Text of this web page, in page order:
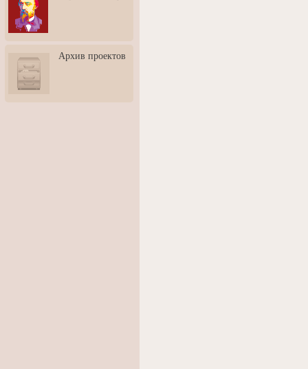
3: Обусловленности
человека и их влияние на
карьеру
скульптором Дмитрием
Тугариновым
АртБульвар в День города
Архив проектов